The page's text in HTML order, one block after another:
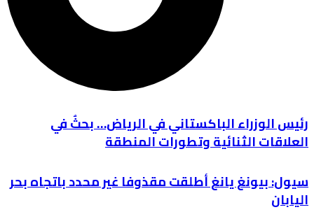
رئيس الوزراء الباكستاني في الرياض… بحثٌ في
العلاقات الثنائية وتطورات المنطقة
سيول: بيونغ يانغ أطلقت مقذوفا غير محدد باتجاه بحر
اليابان